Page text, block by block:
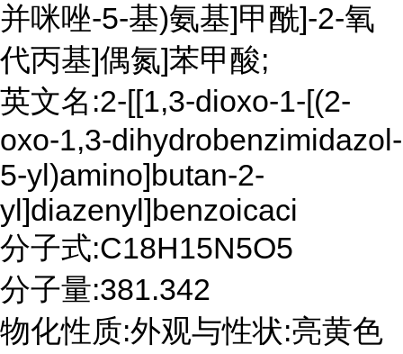
并咪唑-5-基)氨基]甲酰]-2-氧
代丙基]偶氮]苯甲酸;
英文名:2-[[1,3-dioxo-1-[(2-
oxo-1,3-dihydrobenzimidazol-
5-yl)amino]butan-2-
yl]diazenyl]benzoicaci
分子式:C18H15N5O5
分子量:381.342
物化性质:外观与性状:亮黄色